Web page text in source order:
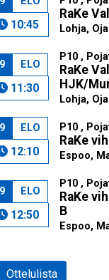
10:45
RaKe
Lohja,
ELO
11:30
P10 ,
RaKe
HJK/
Lohja,
ELO
12:10
P10 ,
RaKe
Espoo,
ELO
12:50
P10 ,
RaKe
B
Espoo,
Ottelulista